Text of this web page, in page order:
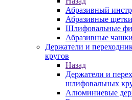
Абразивный
Абразивные
Шлифовальные
Абразивные
Держатели и
кругов
Назад
Держатели и
шлифовальных
Алюминиевые